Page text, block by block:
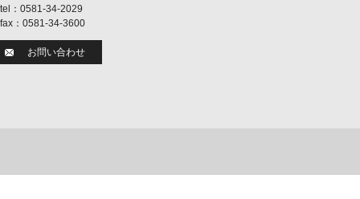
tel：0581-34-2029
fax：0581-34-3600
お問い合わせ